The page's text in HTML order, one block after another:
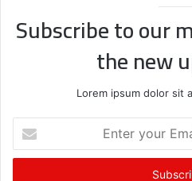
Subscribe to our
the new
Lorem ipsum dolor sit
t